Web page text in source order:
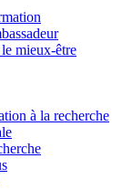
mieux-être
à la recherche